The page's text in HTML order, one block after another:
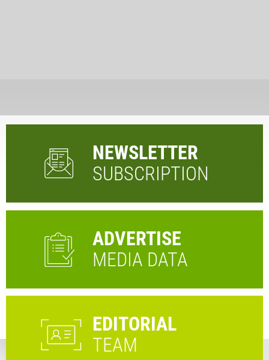
NEWSLETTER
SUBSCRIPTION
ADVERTISE
MEDIA DATA
EDITORIAL
TEAM